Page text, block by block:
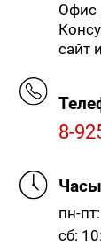
Офис
сайт
8-
пн-
сб: